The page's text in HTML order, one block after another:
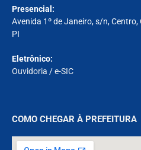
Presencial:
Avenida 1º de Janeiro, s/n,
PI
Eletrônico:
Ouvidoria /e-SIC
COMO CHEGAR À PREFEITURA